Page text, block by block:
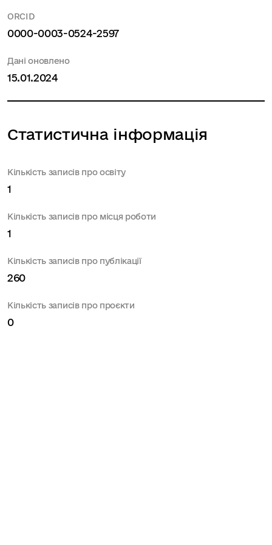
ORCID
0000-0003-0524-2597
Дані оновлено
15.01.2024
Статистична інформація
Кількість записів про освіту
1
Кількість записів про місця роботи
1
Кількість записів про публікації
260
Кількість записів про проєкти
0